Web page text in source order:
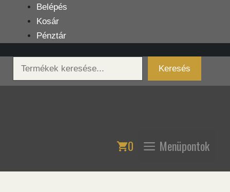
tartalomba
Belépés
Kosár
Pénztár
Keresés
Keresés
0 Menüpontok